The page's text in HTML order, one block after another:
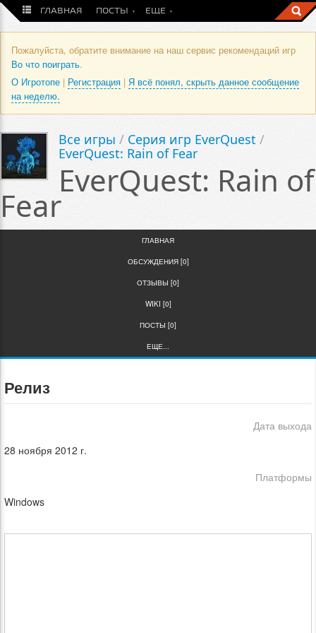
ГЛАВНАЯ ПОСТЫ ЕЩЕ
Пожалуйста, обратите внимание на наш сервис рекомендаций игр
Во что поиграть.
О Игротопе | Регистрация | Я всё понял, скрыть данное сообщение
на неделю.
Все игры / Серия игр EverQuest /
EverQuest: Rain of Fear
EverQuest: Rain of
Fear
ГЛАВНАЯ
ОБСУЖДЕНИЯ [0]
ОТЗЫВЫ [0]
WIKI [0]
ПОСТЫ [0]
ЕЩЕ...
Релиз
Дата выхода
28 ноября 2012 г.
Платформы
Windows